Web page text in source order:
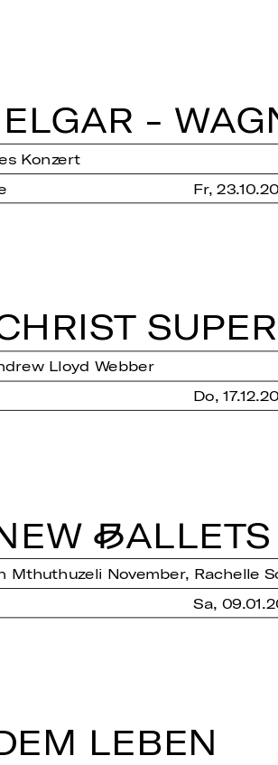
ELGAR -
Konzert
Fr,
Lloyd Webber
Do,
BAL­LETS
Mthuthuzeli November, Rachelle
Sa,
LEBEN